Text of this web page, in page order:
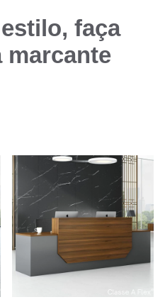
faça
marcante